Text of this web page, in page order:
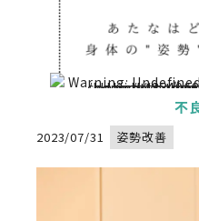
Warning:
/home/xs834068/nadeshikoseitai-delight.com/public_html/wp-content/themes/
"
不
2023/07/31 姿勢改善